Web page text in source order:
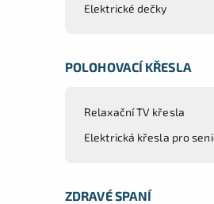
Elektrické dečky
POLOHOVACÍ KŘESLA
Relaxační TV křesla
Elektrická křesla pro
ZDRAVÉ SPANÍ